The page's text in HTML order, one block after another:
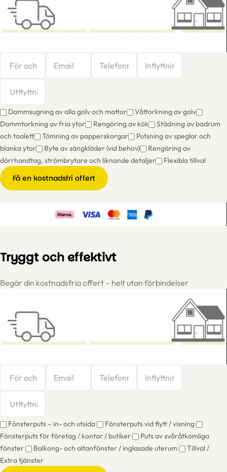
Dammsugning av alla golv och mattor
Våttorkning av golv
Dammtorkning av fria ytor
Rengöring av kök
Städning av badrum
och toalett
Tömning av papperskorgar
Putsning av speglar och
blanka ytor
Byte av sängkläder (vid behov)
Rengöring av
dörrhandtag, strömbrytare och liknande detaljer
Flexibla tillval
Få en kostnadsfri offert
Tryggt och effektivt
Begär din kostnadsfria offert – helt utan förbindelser
Fönsterputs – in- och utsida
Fönsterputs vid flytt / visning
Fönsterputs för företag / kontor / butiker
Puts av svåråtkomliga
fönster
Balkong- och altanfönster / inglasade uterum
Tillval /
Extra tjänster